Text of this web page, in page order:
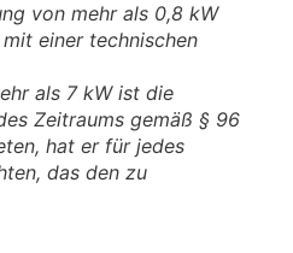
von mehr als 0,8 kW
einer technischen
als 7 kW ist die
Zeitraums gemäß § 96
hat er für jedes
das den zu